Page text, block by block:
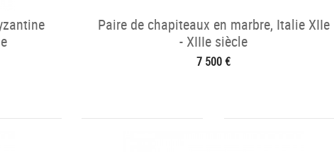
Paire de chapiteaux en marbre, Italie XIIe
- XIIIe siècle
7 500 €